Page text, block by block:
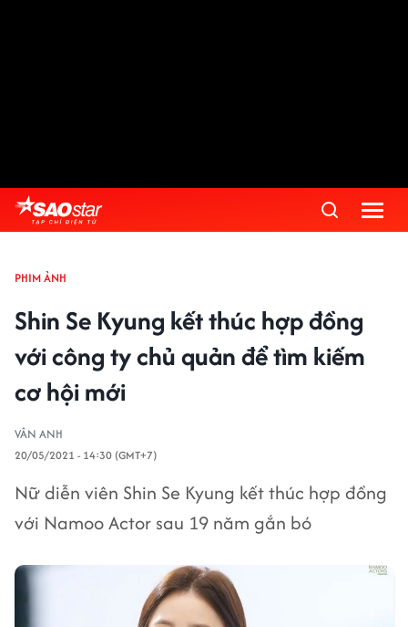
PHIM ẢNH
Shin Se Kyung kết thúc hợp đồng
với công ty chủ quản để tìm kiếm
cơ hội mới
VÂN ANH
20/05/2021 - 14:30 (GMT+7)
Nữ diễn viên Shin Se Kyung kết thúc hợp đồng
với Namoo Actor sau 19 năm gắn bó